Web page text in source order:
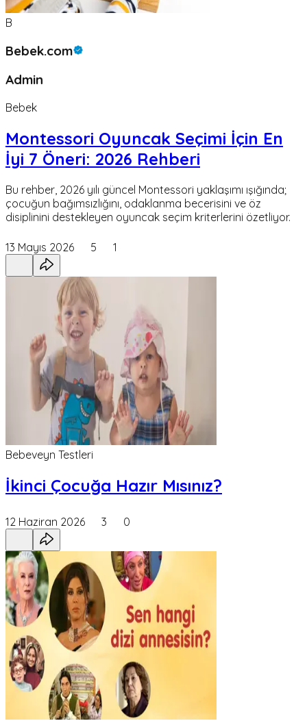
B
Bebek.com
Admin
Bebek
Montessori Oyuncak Seçimi İçin En
İyi 7 Öneri: 2026 Rehberi
Bu rehber, 2026 yılı güncel Montessori yaklaşımı ışığında;
çocuğun bağımsızlığını, odaklanma becerisini ve öz
disiplinini destekleyen oyuncak seçim kriterlerini özetliyor.
13 Mayıs 2026 5 1
Bebeveyn Testleri
İkinci Çocuğa Hazır Mısınız?
12 Haziran 2026 3 0